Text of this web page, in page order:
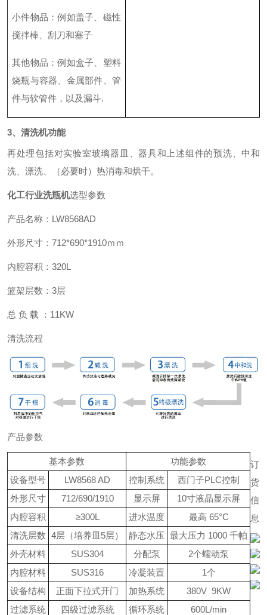
小件物品 ：例如盖子、磁性
搅拌棒、刮刀和塞子
其他物品 ：例如盒子、塑料
烧瓶与容器、金属部件、管
件与软管件，以及漏斗.
3、清洗机功能
再处理包括对实验室玻璃器皿、器具和上述组件的预洗、中和
洗、漂洗、（必要时）热消毒和烘干。
化工行业洗瓶机选型参数
产品名称： LW8568AD
外形尺寸： 712*690*1910ｍｍ
内腔容积： 320L
篮架层数： 3层
总 负 载 ： 11KW
清洗流程
产品参数
基本参数
功能参数
设备型号
LW8568 AD 控制系统 西门子PLC控制
外形尺寸
712/690/1910 显示屏
10寸液晶显示屏
内腔容积
≥300L 进水温度 最高 65°C
清洗层数 4层（培养皿5层） 静态水压 最大压力 1000 千帕
外壳材料
SUS304 分配泵
2个蠕动泵
内腔材料
SUS316 冷凝装置
1个
设备结构
正面下拉式开门 加热系统
380V 9KW
过滤系统
四级过滤系统 循环系统 600L/min
订
货
信
息